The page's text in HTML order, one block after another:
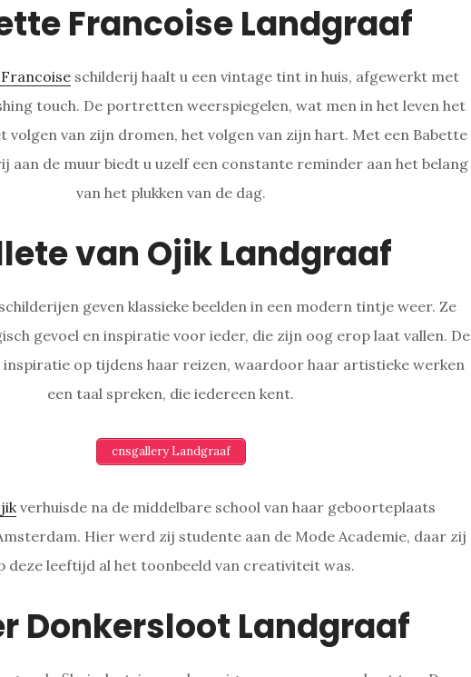
Francoise Landgraaf
schilderij haalt u een vintage tint in huis, afgewerkt met
touch. De portretten weerspiegelen, wat men in het leven het
volgen van zijn dromen, het volgen van zijn hart. Met een Babette
aan de muur biedt u uzelf een constante reminder aan het belang
van het plukken van de dag.
van Ojik Landgraaf
geven klassieke beelden in een modern tintje weer. Ze
gevoel en inspiratie voor ieder, die zijn oog erop laat vallen. De
op tijdens haar reizen, waardoor haar artistieke werken
een taal spreken, die iedereen kent.
cnsgallery Landgraaf
verhuisde na de middelbare school van haar geboorteplaats
Hier werd zij studente aan de Mode Academie, daar zij
deze leeftijd al het toonbeeld van creativiteit was.
Donkersloot Landgraaf